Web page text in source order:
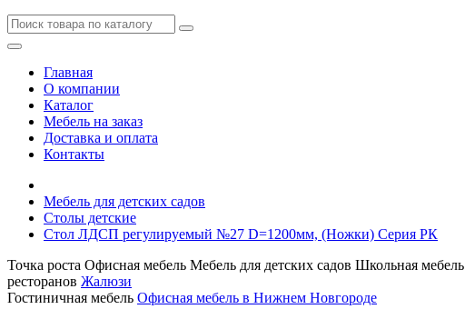
Главная
О компании
Каталог
Мебель на заказ
Доставка и оплата
Контакты
Мебель для детских садов
Столы детские
Стол ЛДСП регулируемый №27 D=1200мм, (Ножки) Серия РК
Точка роста Офисная мебель Мебель для детских садов Школьная мебель
ресторанов Жалюзи
Гостиничная мебель Офисная мебель в Нижнем Новгороде